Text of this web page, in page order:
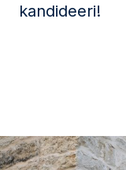
kandideeri!